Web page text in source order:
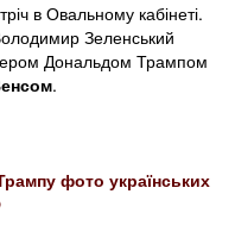
в Овальному кабінеті.
Зеленський
Дональдом Трампом
.
фото українських